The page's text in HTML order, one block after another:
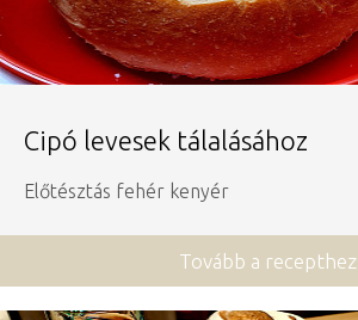
Cipó levesek tálalásához
Előtésztás fehér kenyér
Tovább a recepthez